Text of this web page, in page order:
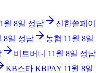
월 8일 정답
신한쏠페이
8일 정답 농협 11월 8일
비트버니 11월 8일 정답
KB스타 KBPAY 11월 8일